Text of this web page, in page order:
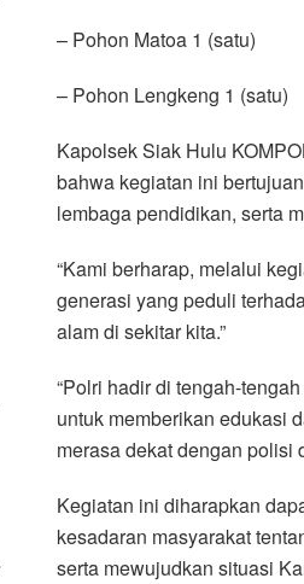
– Pohon Matoa 1 (satu)
– Pohon Lengkeng 1 (satu)
Kapolsek Siak Hulu
bahwa kegiatan ini
lembaga pendidikan, serta
“Kami berharap, melalui
generasi yang peduli
alam di sekitar kita.”
“Polri hadir di tengah-
untuk memberikan edukasi
merasa dekat dengan polisi
Kegiatan ini diharapkan
kesadaran masyarakat
serta mewujudkan situasi